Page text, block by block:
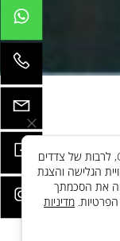
לידיעתך, באתרנו נעשה שימוש בקבצי Cookies, לרבות של צדדים
הגלישה והצגת
את הסכמתך
הפרטיות. מדיניות